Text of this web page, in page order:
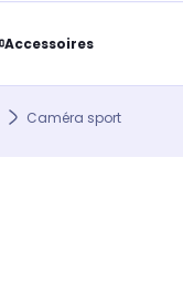
Accessoires
Caméra sport